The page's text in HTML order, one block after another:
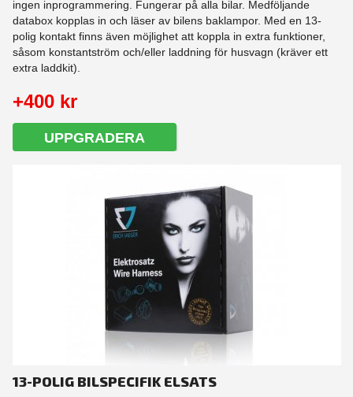
ingen inprogrammering. Fungerar på alla bilar. Medföljande
databox kopplas in och läser av bilens baklampor. Med en 13-
polig kontakt finns även möjlighet att koppla in extra funktioner,
såsom konstantström och/eller laddning för husvagn (kräver ett
extra laddkit).
+400 kr
UPPGRADERA
13-POLIG BILSPECIFIK ELSATS